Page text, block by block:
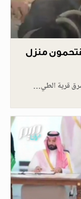
منزل
قرية الطي…